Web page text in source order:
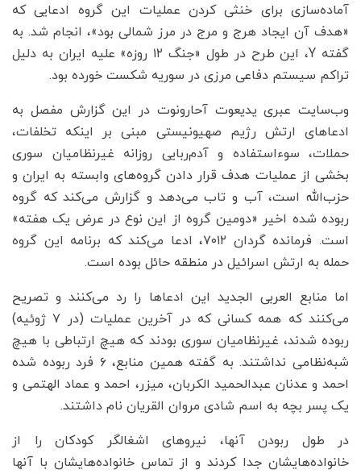
آماده‌سازی برای خنثی کردن عملیات این گروه ادعایی که
«هدف آن ایجاد هرج و مرج در مرز شمالی بود»، انجام شد. به
گفته Y، این طرح در طول «جنگ ۱۲ روزه» علیه ایران به دلیل
تراکم سیستم دفاعی مرزی در سوریه شکست خورده بود.
وب‌سایت عبری یدیعوت آحارونوت در این گزارش مفصل به
ادعاهای ارتش رژیم صهیونیستی مبنی بر اینکه تخلفات،
حملات، سوءاستفاده و آدم‌ربایی روزانه غیرنظامیان سوری
بخشی از عملیات هدف قرار دادن گروه‌های وابسته به ایران و
حزب‌الله است، آب و تاب می‌دهد و گزارش می‌کند که گروه
ربوده شده اخیر «دومین گروه از این نوع در عرض یک هفته»
است. فرمانده گردان ۷۰۱۲، ادعا می‌کند که برنامه این گروه
حمله به ارتش اسرائیل در منطقه حائل بوده است.
اما منابع العربی الجدید این ادعاها را رد می‌کنند و تصریح
می‌کنند که همه کسانی که در آخرین عملیات (در ۷ ژوئیه)
ربوده شدند، غیرنظامیان سوری بودند که هیچ ارتباطی با هیچ
شبه‌نظامی نداشتند. به گفته همین منابع، ۶ فرد ربوده شده
احمد و عدنان عبدالحمید الکربان، میزر، احمد و عماد الهتمی و
یک پسر بچه به‌ اسم شادی مروان القریان نام داشتند.
در طول ربودن آنها، نیروهای اشغالگر کودکان را از
خانواده‌هایشان جدا کردند و از تماس خانواده‌هایشان با آنها